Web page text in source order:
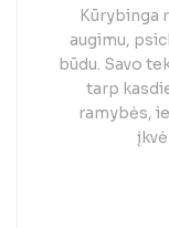
Kūrybinga
augimu,
būdu. Savo
tarp
ramybės,